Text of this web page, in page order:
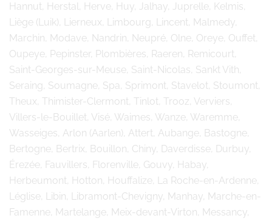
Hannut, Herstal, Herve, Huy, Jalhay, Juprelle, Kelmis,
Liège (Luik), Lierneux, Limbourg, Lincent, Malmedy,
Marchin, Modave, Nandrin, Neupré, Olne, Oreye, Ouffet,
Oupeye, Pepinster, Plombières, Raeren, Remicourt,
Saint-Georges-sur-Meuse, Saint-Nicolas, Sankt Vith,
Seraing, Soumagne, Spa, Sprimont, Stavelot, Stoumont,
Theux, Thimister-Clermont, Tinlot, Trooz, Verviers,
Villers-le-Bouillet, Visé, Waimes, Wanze, Waremme,
Wasseiges, Arlon (Aarlen), Attert, Aubange, Bastogne,
Bertogne, Bertrix, Bouillon, Chiny, Daverdisse, Durbuy,
Érezée, Fauvillers, Florenville, Gouvy, Habay,
Herbeumont, Hotton, Houffalize, La Roche-en-Ardenne,
Léglise, Libin, Libramont-Chevigny, Manhay, Marche-en-
Famenne, Martelange, Meix-devant-Virton, Messancy,